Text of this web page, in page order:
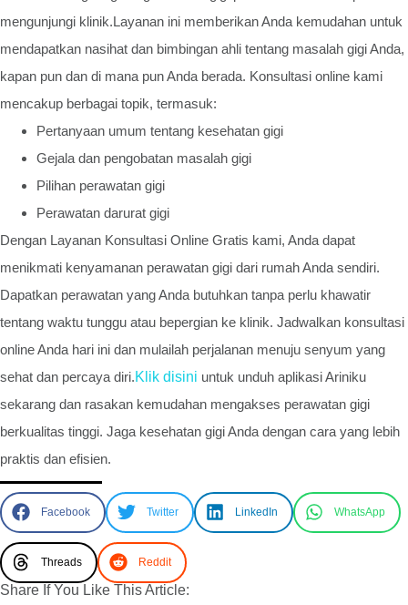
mengunjungi klinik.Layanan ini memberikan Anda kemudahan untuk
mendapatkan nasihat dan bimbingan ahli tentang masalah gigi Anda,
kapan pun dan di mana pun Anda berada. Konsultasi online kami
mencakup berbagai topik, termasuk:
Pertanyaan umum tentang kesehatan gigi
Gejala dan pengobatan masalah gigi
Pilihan perawatan gigi
Perawatan darurat gigi
Dengan Layanan Konsultasi Online Gratis kami, Anda dapat
menikmati kenyamanan perawatan gigi dari rumah Anda sendiri.
Dapatkan perawatan yang Anda butuhkan tanpa perlu khawatir
tentang waktu tunggu atau bepergian ke klinik. Jadwalkan konsultasi
online Anda hari ini dan mulailah perjalanan menuju senyum yang
sehat dan percaya diri.Klik disini untuk unduh aplikasi Ariniku
sekarang dan rasakan kemudahan mengakses perawatan gigi
berkualitas tinggi. Jaga kesehatan gigi Anda dengan cara yang lebih
praktis dan efisien.
Facebook Twitter LinkedIn WhatsApp
Threads Reddit
Share If You Like This Article: